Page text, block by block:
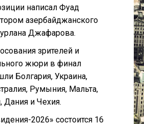
написал Фуад
азербайджанского
Джафарова.
зрителей и
жюри в финал
Болгария, Украина,
Румыния, Мальта,
Дания и Чехия.
2026» состоится 16